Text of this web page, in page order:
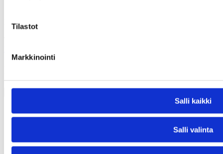
Tilastot
Markkinointi
Salli kaikki
Salli valinta
Lisätiedot:
Laura Kuulasmaa